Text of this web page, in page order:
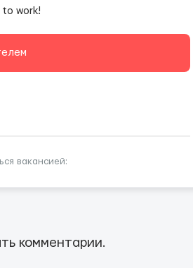
work!
вакансией:
комментарии.